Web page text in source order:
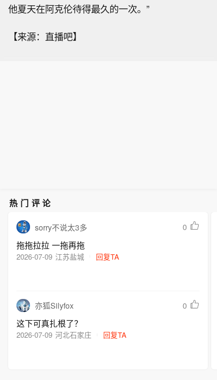
他夏天在阿克伦待得最久的一次。”
【来源：直播吧】
热门评论
sorry不说太3多 0
拖拖拉拉 一拖再拖
2026-07-09 江苏盐城 回复TA
亦狐Silyfox 0
这下可真扎根了？
2026-07-09 河北石家庄 回复TA